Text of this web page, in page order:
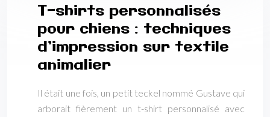
T-shirts personnalisés
pour chiens : techniques
d’impression sur textile
animalier
Il était une fois, un petit teckel nommé Gustave qui
arborait fièrement un t-shirt personnalisé avec